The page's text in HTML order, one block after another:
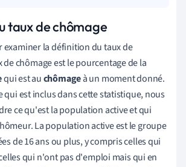
taux de chômage
examiner la définition du taux de
de chômage est le pourcentage de la
qui est auchômageà un moment donné.
qui est inclus dans cette statistique, nous
ce qu'est la population active et qui
La population active est le groupe
de 16 ans ou plus, y compris celles qui
qui n'ont pas d'emploi mais qui en